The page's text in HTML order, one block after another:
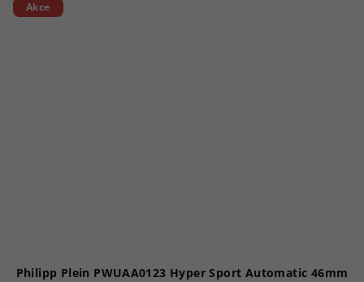
Akce
Philipp Plein PWUAA0123 Hyper Sport Automatic 46mm